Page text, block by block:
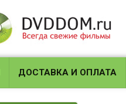
ДОСТАВКА И ОПЛАТА